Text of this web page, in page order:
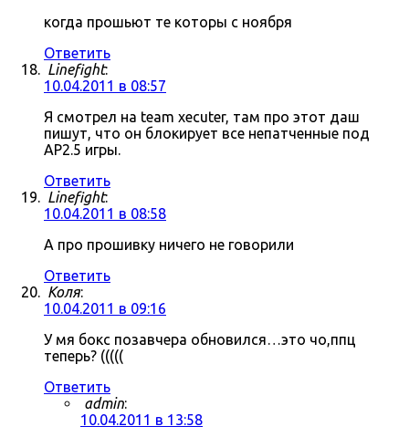
когда прошьют те которы с ноября
Ответить
Linefight:
10.04.2011 в 08:57
Я смотрел на team xecuter, там про этот даш
пишут, что он блокирует все непатченные под
AP2.5 игры.
Ответить
Linefight:
10.04.2011 в 08:58
А про прошивку ничего не говорили
Ответить
Коля:
10.04.2011 в 09:16
У мя бокс позавчера обновился…это чо,ппц
теперь? (((((
Ответить
admin:
10.04.2011 в 13:58